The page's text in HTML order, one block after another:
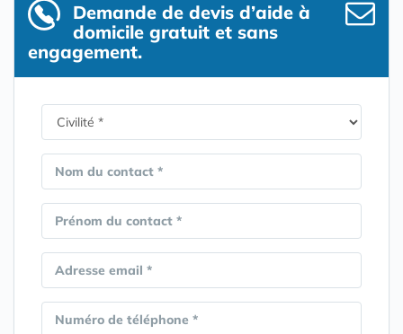
Demande de devis d’aide à
domicile gratuit et sans
engagement.
Nom du contact *
Prénom du contact *
Adresse email *
Numéro de téléphone *